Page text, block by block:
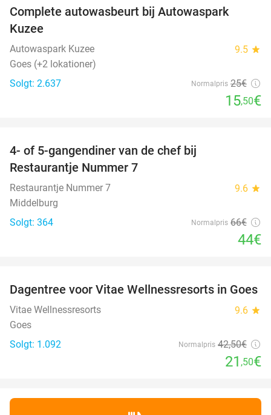
Complete autowasbeurt bij Autowaspark
Kuzee
Autowaspark Kuzee 9.5 star
Goes (+2 lokationer)
Solgt: 2.637
Normalpris 25€
15,50€
4- of 5-gangendiner van de chef bij
Restaurantje Nummer 7
Restaurantje Nummer 7 9.6 star
Middelburg
Solgt: 364
Normalpris 66€
44€
49%
Dagentree voor Vitae Wellnessresorts in Goes
Vitae Wellnessresorts 9.6 star
Goes
Solgt: 1.092
Normalpris 42,50€
21 ,50€